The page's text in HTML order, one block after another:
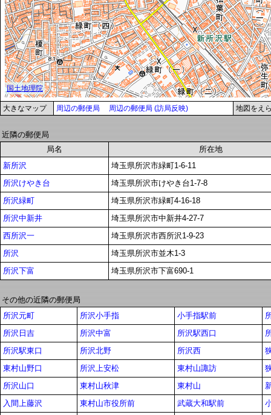
大きなマップ 周辺の郵便局 周辺の郵便局 (訪局反映) 地図をえ
近隣の郵便局
局名
所在地
新所沢
埼玉県所沢市緑町1-6-11
所沢けやき台
埼玉県所沢市けやき台1-7-8
所沢緑町
埼玉県所沢市緑町4-16-18
所沢中新井
埼玉県所沢市中新井4-27-7
西所沢一
埼玉県所沢市西所沢1-9-23
所沢
埼玉県所沢市並木1-3
所沢下富
埼玉県所沢市下富690-1
その他の近隣の郵便局
所沢元町
所沢小手指 小手指駅前
所沢日吉
所沢中富 所沢駅西口
所沢駅東口
所沢北野 所沢西
東村山野口
所沢上安松 東村山諏訪
所沢山口
東村山秋津 東村山
入間上藤沢
東村山市役所前 武蔵大和駅前